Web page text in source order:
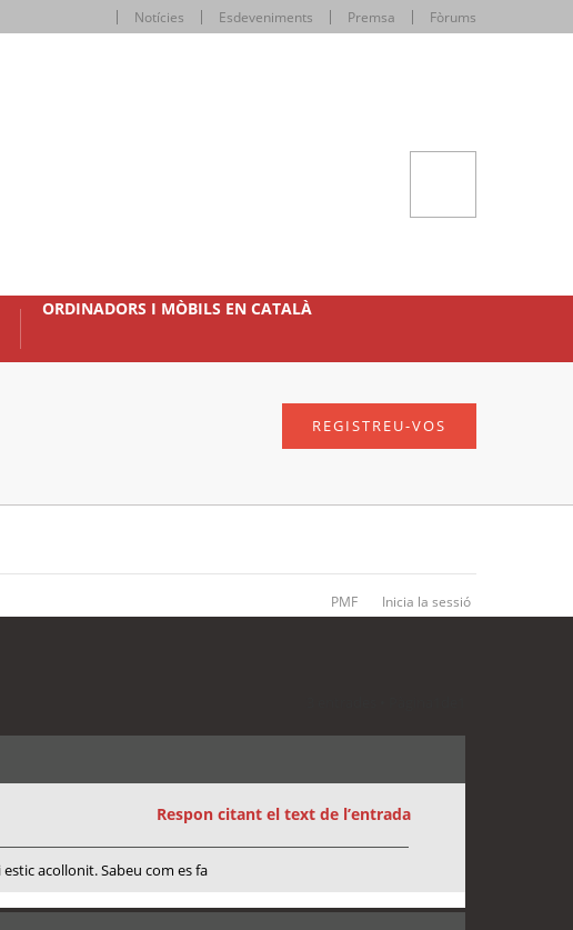
Notícies Esdeveniments Premsa Fòrums
ORDINADORS I MÒBILS EN CATALÀ
REGISTREU-VOS
PMF Inicia la sessió
Respon citant el text de l’entrada
acollonit. Sabeu com es fa